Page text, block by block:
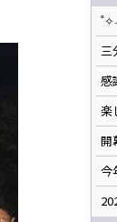
三
感
楽
開
今